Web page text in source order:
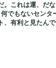
これは運、だな
でもないセンタ
、有利と見たん